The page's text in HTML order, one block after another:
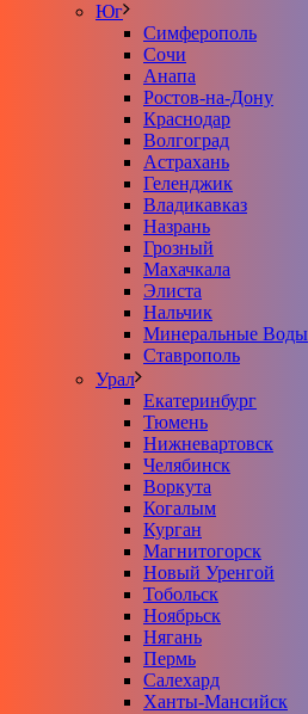
Юг
Симферополь
Сочи
Анапа
Ростов-на-Дону
Краснодар
Волгоград
Астрахань
Геленджик
Владикавказ
Назрань
Грозный
Махачкала
Элиста
Нальчик
Минеральные Воды
Ставрополь
Урал
Екатеринбург
Тюмень
Нижневартовск
Челябинск
Воркута
Когалым
Курган
Магнитогорск
Новый Уренгой
Тобольск
Ноябрьск
Нягань
Пермь
Салехард
Ханты-Мансийск